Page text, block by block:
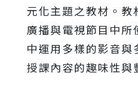
元化主題之教材。教
廣播與電視節目中所
中運用多樣的影音與
授課內容的趣味性與